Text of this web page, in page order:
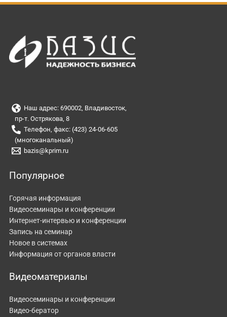
Наш адрес: 690002, Владивосток,
пр-т. Острякова, 8
Телефон, факс: (423) 24-06-605
(многоканальный)
bazis@kprim.ru
Популярное
Горячая информация
Видеосеминары и конференции
Интернет-интервью и конференции
Запись на семинар
Новое в системах
Информация от органов власти
Видеоматериалы
Видеосеминары и конференции
Видео-бератор